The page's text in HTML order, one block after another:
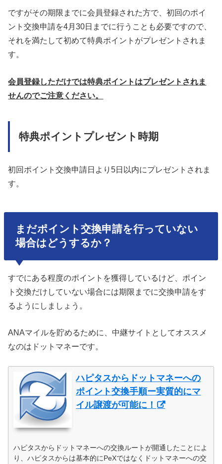
ですがその期限までに会員登録された方で、初回のポイ
ント交換申請を4月30日までに行うことも必要ですので、
それを満たして初めて特典ポイントがプレゼントされま
す。
会員登録しただけでは特典ポイントはプレゼントされま
せんのでご注意ください。
特典ポイントプレゼント時期
初回ポイント交換申請日より5日以内にプレゼントされま
す。
まだポイント交換申請を行っていない
場合はどうするか？
すでにある程度のポイントを獲得しているけど、ポイン
ト交換だけしていない場合には期限までに交換申請をす
るようにしましょう。
ANAマイルを貯めるために、中継サイトとしてオススメ
なのはドットマネーです。
ハピタスからドットマネーへの
ポイント交換手順ー実質的にマ
イル譲渡が可能に！
ハピタスからドットマネーへの交換ルートが開通したことによ
り、ハピタスからは基本的にPeXではなくドットマネーへの交